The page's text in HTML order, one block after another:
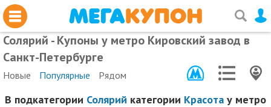
Солярий - Купоны у метро Кировский завод в
Санкт-Петербурге
Новые Популярные Рядом
В подкатегории Солярий категории Красота у метро